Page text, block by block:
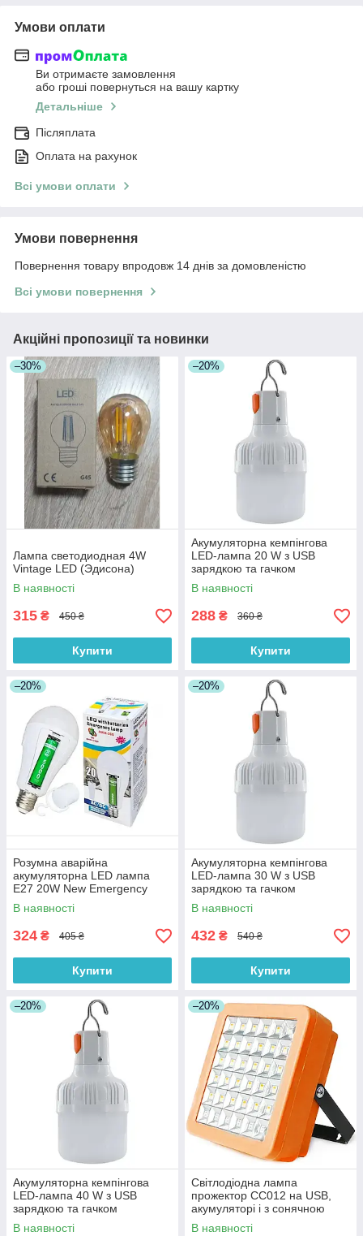
Умови оплати
Ви отримаєте замовлення
або гроші повернуться на вашу картку
Детальніше
Післяплата
Оплата на рахунок
Всі умови оплати
Умови повернення
Повернення товару впродовж 14 днів за домовленістю
Всі умови повернення
Акційні пропозиції та новинки
–30%
Лампа светодиодная 4W
Vintage LED (Эдисона)
В наявності
315 ₴ 450 ₴
Купити
–20%
Акумуляторна кемпінгова
LED-лампа 20 W з USB
зарядкою та гачком
В наявності
288 ₴ 360 ₴
Купити
–20%
Розумна аварійна
акумуляторна LED лампа
E27 20W New Emergency
lamp LMR 0018 із захистом
від перезаряду
В наявності
324 ₴ 405 ₴
Купити
–20%
Акумуляторна кемпінгова
LED-лампа 30 W з USB
зарядкою та гачком
В наявності
432 ₴ 540 ₴
Купити
–20%
Акумуляторна кемпінгова
LED-лампа 40 W з USB
зарядкою та гачком
В наявності
–20%
Світлодіодна лампа
прожектор СС012 на USB,
акумуляторі і з сонячною
панеллю 100 Вт, оранжева
В наявності